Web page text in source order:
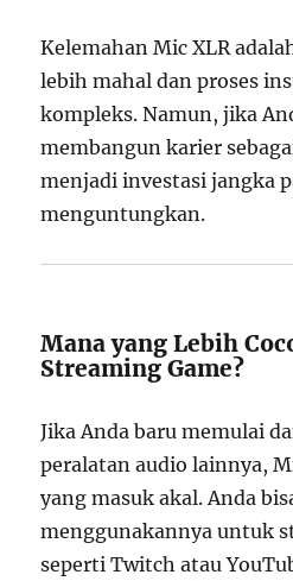
Kelemahan Mic XLR
lebih mahal dan proses
kompleks. Namun, jika
membangun karier
menjadi investasi jangka
menguntungkan.
Mana yang Lebih
Streaming Game?
Jika Anda baru memulai
peralatan audio lainnya,
yang masuk akal. Anda
menggunakannya untuk
seperti Twitch atau